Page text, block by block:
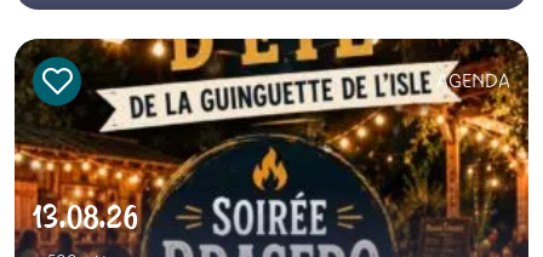
AGENDA
13.08.26